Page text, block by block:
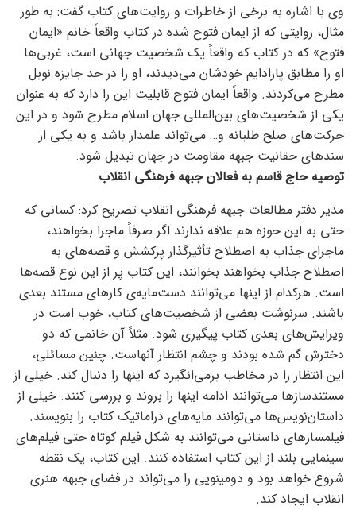
وی با اشاره به برخی از خاطرات و روایت‌های کتاب گفت: به طور
مثال، روایتی که از ایمان فتوح شده در کتاب واقعاً خانم «ایمان
فتوح» که در کتاب که واقعاً یک شخصیت جهانی است، غربی‌‌ها
او را مطابق پارادایم خودشان می‌دیدند، او را در حد جایزه نوبل
مطرح می‌کردند. واقعاً ایمان فتوح قابلیت این را دارد که به عنوان
یکی از شخصیت‌های بین‌المللی جهان اسلام مطرح شود و در این
حرکت‌های صلح طلبانه و… می‌تواند علمدار باشد و به یکی از
سندهای حقانیت جبهه مقاومت در جهان تبدیل شود.
توصیه حاج قاسم به فعالان جبهه فرهنگی انقلاب
مدیر دفتر مطالعات جبهه فرهنگی انقلاب تصریح کرد: کسانی که
حتی به این حوزه هم علاقه ندارند اگر صرفاً ماجرا بخواهند،
ماجرای جذاب به اصطلاح تأثیرگذار پرکشش و قصه‌های به
اصطلاح جذاب بخواهند بخوانند، این کتاب پر از این نوع قصه‌ها
است. هرکدام از اینها می‌توانند دست‌مایه‌ی کارهای مستند بعدی
باشند. سرنوشت بعضی از شخصیت‌‌های کتاب، خوب است در
ویرایش‌های بعدی کتاب پیگیری شود. مثلاً آن خانمی که دو
دخترش گم شده بودند و چشم انتظار آنهاست. چنین مسائلی،
این انتظار را در مخاطب بر‌می‌انگیزد که اینها را دنبال کند. خیلی از
مستندساز‌ها می‌توانند ادامه اینها را بروند و بررسی کنند. خیلی از
داستان‌نویس‌‌ها می‌توانند مایه‌های دراماتیک کتاب را بنویسند.
فیلمسازهای داستانی می‌توانند به شکل فیلم کوتاه حتی فیلم‌های
سینمایی بلند از این کتاب استفاده کنند. این کتاب، یک نقطه
شروع خواهد بود و دومینویی را می‌تواند در فضای جبهه هنری
انقلاب ایجاد کند.